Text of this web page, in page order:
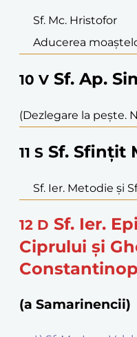
Sf. Mc. Hristofor
Aducerea
10 V Sf. Ap.
(Dezlegare la pește.
11 S Sf. Sfințit
Sf. Ier. Metodie și
12 D Sf. Ier.
Ciprului și
(a Samarinencii)